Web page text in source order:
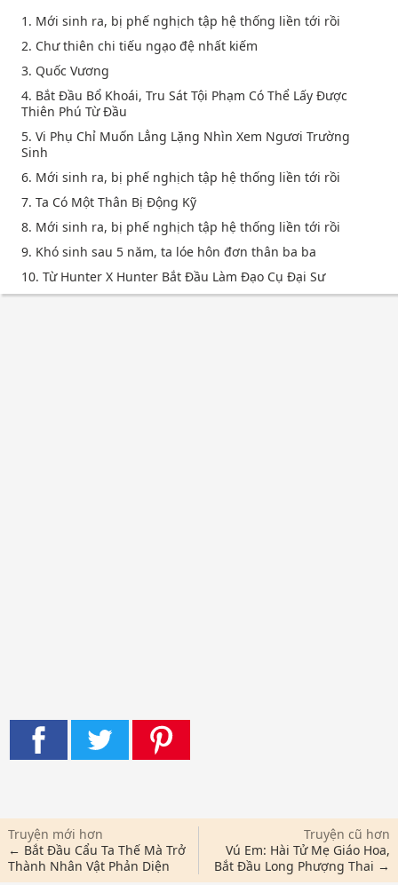
1. Mới sinh ra, bị phế nghịch tập hệ thống liền tới rồi
2. Chư thiên chi tiếu ngạo đệ nhất kiếm
3. Quốc Vương
4. Bắt Đầu Bổ Khoái, Tru Sát Tội Phạm Có Thể Lấy Được
Thiên Phú Từ Đầu
5. Vi Phụ Chỉ Muốn Lẳng Lặng Nhìn Xem Ngươi Trường
Sinh
6. Mới sinh ra, bị phế nghịch tập hệ thống liền tới rồi
7. Ta Có Một Thân Bị Động Kỹ
8. Mới sinh ra, bị phế nghịch tập hệ thống liền tới rồi
9. Khó sinh sau 5 năm, ta lóe hôn đơn thân ba ba
10. Từ Hunter X Hunter Bắt Đầu Làm Đạo Cụ Đại Sư
Truyện mới hơn
← Bắt Đầu Cẩu Ta Thế Mà Trở
Thành Nhân Vật Phản Diện
Truyện cũ hơn
Vú Em: Hài Tử Mẹ Giáo Hoa,
Bắt Đầu Long Phượng Thai →